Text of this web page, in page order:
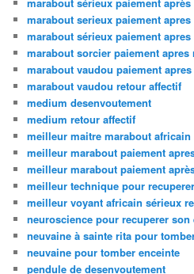
marabout serieux paiement
marabout sérieux paiement
marabout sorcier paiement apres
marabout vaudou paiement
marabout vaudou retour affectif
medium desenvoutement
medium retour affectif
meilleur maitre marabout africain
meilleur marabout paiement
meilleur marabout paiement
meilleur technique pour
meilleur voyant africain sérieux
neuroscience pour recuperer son
neuvaine à sainte rita pour
neuvaine pour tomber enceinte
pendule de desenvoutement